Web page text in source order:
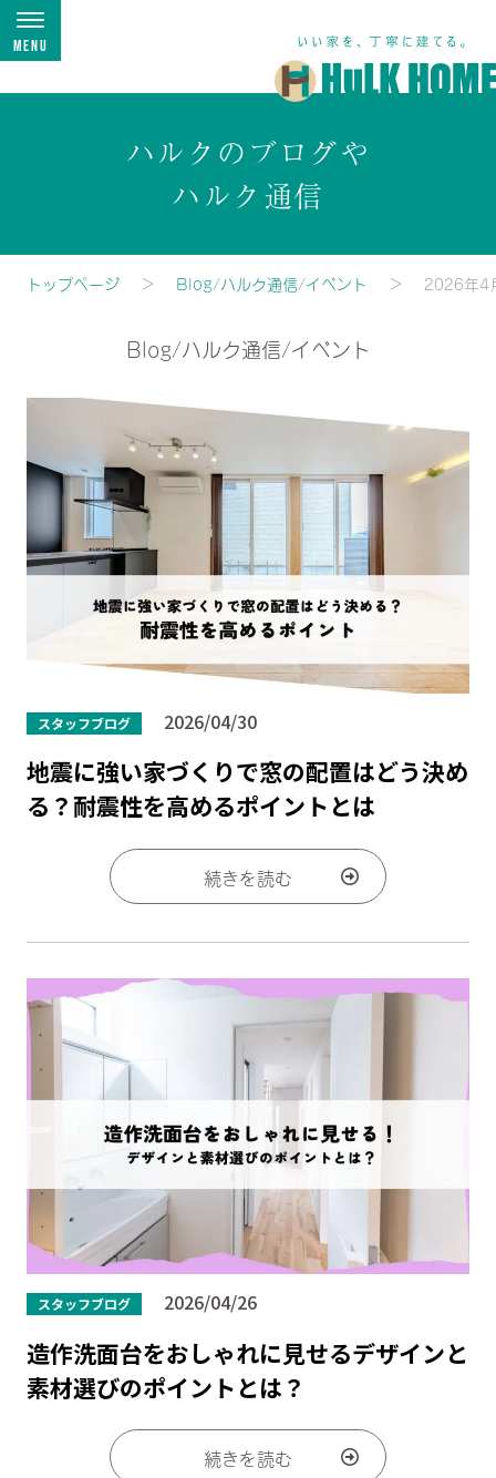
Menu
ハルクのブログや
ハルク通信
トップページ Blog/ハルク通信/イベント 2026年4
Blog/ハルク通信/イベント
スタッフブログ 2026/04/30
地震に強い家づくりで窓の配置はどう決め
る？耐震性を高めるポイントとは
続きを読む
スタッフブログ 2026/04/26
造作洗面台をおしゃれに見せるデザインと
素材選びのポイントとは？
続きを読む